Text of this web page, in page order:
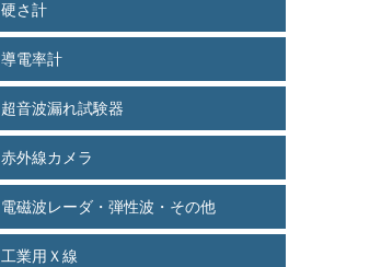
硬さ計
導電率計
超音波漏れ試験器
赤外線カメラ
電磁波レーダ・弾性波・その他
工業用Ｘ線